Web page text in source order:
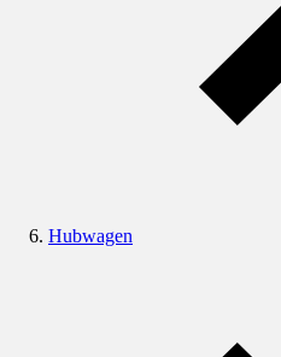
Hubwagen